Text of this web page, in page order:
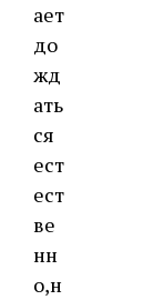
ает
до
жд
ать
ся
ест
ест
ве
нн
о,н